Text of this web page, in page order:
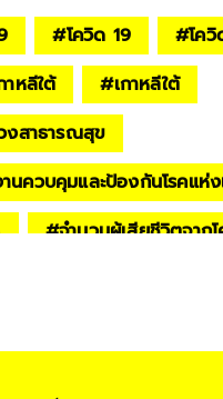
#โควิด 19 #โค
าหลีใต้ #เกาหลีใต้
งสาธารณสุข
นควบคุมและป้องกันโรคแห่ง
#จำนวนผู้เสียชีวิตจาก